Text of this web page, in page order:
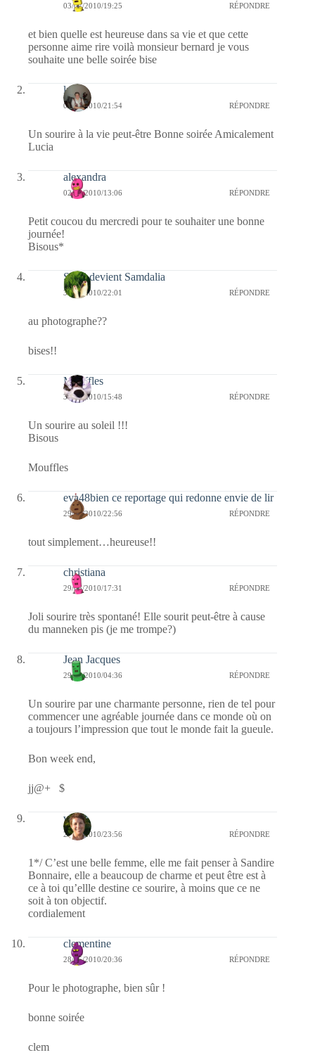
03/07/2010/19:25 RÉPONDRE
et bien quelle est heureuse dans sa vie et que cette
personne aime rire voilà monsieur bernard je vous
souhaite une belle soirée bise
lucia
02/06/2010/21:54 RÉPONDRE
Un sourire à la vie peut-être Bonne soirée Amicalement
Lucia
alexandra
02/06/2010/13:06 RÉPONDRE
Petit coucou du mercredi pour te souhaiter une bonne
journée!
Bisous*
S qui devient Samdalia
31/05/2010/22:01 RÉPONDRE
au photographe??
bises!!
Mouffles
30/05/2010/15:48 RÉPONDRE
Un sourire au soleil !!!
Bisous
Mouffles
eva48bien ce reportage qui redonne envie de lir
29/05/2010/22:56 RÉPONDRE
tout simplement…heureuse!!
christiana
29/05/2010/17:31 RÉPONDRE
Joli sourire très spontané! Elle sourit peut-être à cause
du manneken pis (je me trompe?)
Jean Jacques
29/05/2010/04:36 RÉPONDRE
Un sourire par une charmante personne, rien de tel pour
commencer une agréable journée dans ce monde où on
a toujours l’impression que tout le monde fait la gueule.
Bon week end,
jj@+ $
véb
28/05/2010/23:56 RÉPONDRE
1*/ C’est une belle femme, elle me fait penser à Sandire
Bonnaire, elle a beaucoup de charme et peut être est à
ce à toi qu’ellle destine ce sourire, à moins que ce ne
soit à ton objectif.
cordialement
clementine
28/05/2010/20:36 RÉPONDRE
Pour le photographe, bien sûr !
bonne soirée
clem